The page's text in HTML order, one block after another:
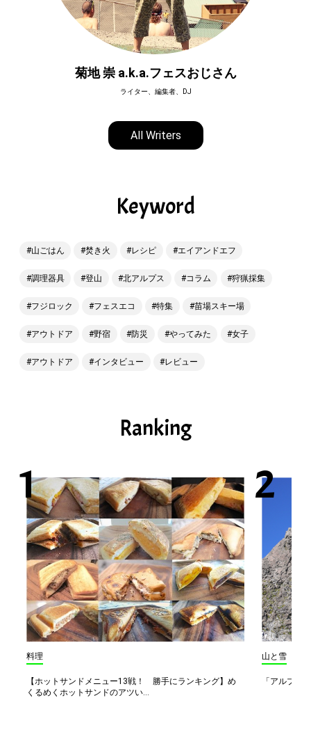
菊地 崇 a.k.a.フェスおじさん
ライター、編集者、DJ
All Writers
Keyword
山ごはん 焚き火 レシピ エイアンドエフ
調理器具 登山 北アルプス コラム 狩猟採集
フジロック フェスエコ 特集 苗場スキー場
アウトドア 野宿 防災 やってみた 女子
アウトドア インタビュー レビュー
Ranking
料理
【ホットサンドメニュー13戦！ 勝手にランキング】め
くるめくホットサンドのアツい...
山と雪
「アルプス